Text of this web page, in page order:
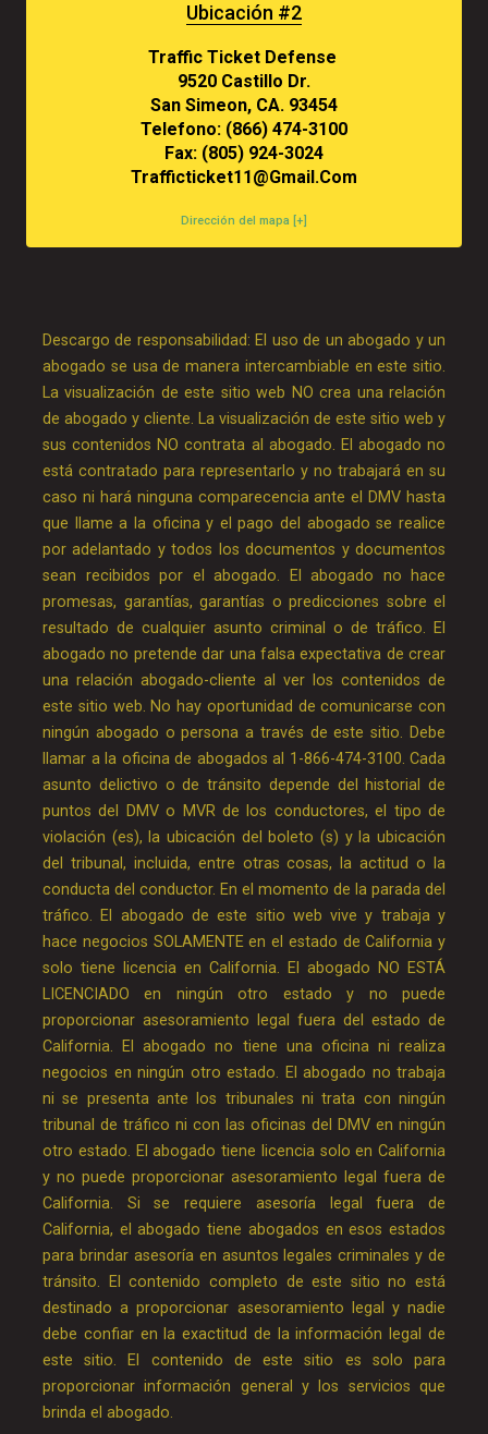
Ubicación #2
Traffic Ticket Defense
9520 Castillo Dr.
San Simeon, CA. 93454
Telefono: (866) 474-3100
Fax: (805) 924-3024
Trafficticket11@gmail.com
Dirección del mapa [+]
Descargo de responsabilidad: El uso de un abogado y un
abogado se usa de manera intercambiable en este sitio.
La visualización de este sitio web NO crea una relación
de abogado y cliente. La visualización de este sitio web y
sus contenidos NO contrata al abogado. El abogado no
está contratado para representarlo y no trabajará en su
caso ni hará ninguna comparecencia ante el DMV hasta
que llame a la oficina y el pago del abogado se realice
por adelantado y todos los documentos y documentos
sean recibidos por el abogado. El abogado no hace
promesas, garantías, garantías o predicciones sobre el
resultado de cualquier asunto criminal o de tráfico. El
abogado no pretende dar una falsa expectativa de crear
una relación abogado-cliente al ver los contenidos de
este sitio web. No hay oportunidad de comunicarse con
ningún abogado o persona a través de este sitio. Debe
llamar a la oficina de abogados al 1-866-474-3100. Cada
asunto delictivo o de tránsito depende del historial de
puntos del DMV o MVR de los conductores, el tipo de
violación (es), la ubicación del boleto (s) y la ubicación
del tribunal, incluida, entre otras cosas, la actitud o la
conducta del conductor. En el momento de la parada del
tráfico. El abogado de este sitio web vive y trabaja y
hace negocios SOLAMENTE en el estado de California y
solo tiene licencia en California. El abogado NO ESTÁ
LICENCIADO en ningún otro estado y no puede
proporcionar asesoramiento legal fuera del estado de
California. El abogado no tiene una oficina ni realiza
negocios en ningún otro estado. El abogado no trabaja
ni se presenta ante los tribunales ni trata con ningún
tribunal de tráfico ni con las oficinas del DMV en ningún
otro estado. El abogado tiene licencia solo en California
y no puede proporcionar asesoramiento legal fuera de
California. Si se requiere asesoría legal fuera de
California, el abogado tiene abogados en esos estados
para brindar asesoría en asuntos legales criminales y de
tránsito. El contenido completo de este sitio no está
destinado a proporcionar asesoramiento legal y nadie
debe confiar en la exactitud de la información legal de
este sitio. El contenido de este sitio es solo para
proporcionar información general y los servicios que
brinda el abogado.